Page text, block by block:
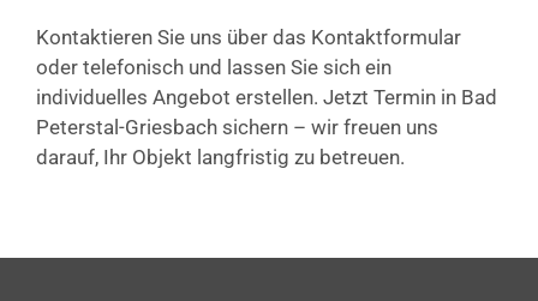
Kontaktieren Sie uns über das Kontaktformular
oder telefonisch und lassen Sie sich ein
individuelles Angebot erstellen. Jetzt Termin in Bad
Peterstal-Griesbach sichern – wir freuen uns
darauf, Ihr Objekt langfristig zu betreuen.